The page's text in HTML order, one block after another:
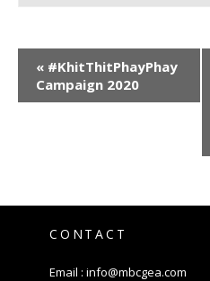
« #KhitThitPhayPhay
Campaign 2020
CONTACT
Email : info@mbcgea.com